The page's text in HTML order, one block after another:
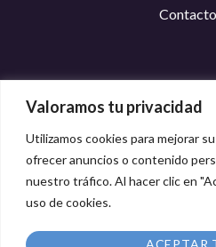
Valoramos tu privacidad
Utilizamos cookies para mejorar
ofrecer anuncios o contenido
nuestro tráfico. Al hacer clic en
uso de cookies.
ACEPTAR
Contacto
Método de pago: